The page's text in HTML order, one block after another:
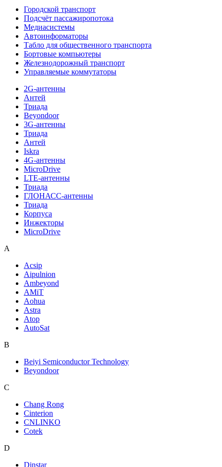
Городской транспорт
Подсчёт пассажиропотока
Медиасистемы
Автоинформаторы
Табло для общественного транспорта
Бортовые компьютеры
Железнодорожный транспорт
Управляемые коммутаторы
2G-антенны
Антей
Триада
Beyondoor
3G-антенны
Триада
Антей
Iskra
4G-антенны
MicroDrive
LTE-антенны
Триада
ГЛОНАСС-антенны
Триада
Корпуса
Инжекторы
MicroDrive
A
Acsip
Aipulnion
Ambeyond
AMiT
Aohua
Astra
Atop
AutoSat
B
Beiyi Semiconductor Technology
Beyondoor
C
Chang Rong
Cinterion
CNLINKO
Cotek
D
Dinstar